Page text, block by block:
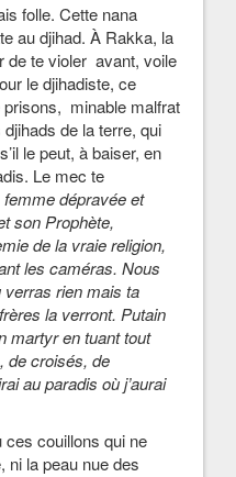
folle. Cette nana
au djihad. À Rakka, la
de te violer avant, voile
le djihadiste, ce
minable malfrat
de la terre, qui
le peut, à baiser, en
Le mec te
dépravée et
son Prophète,
de la vraie religion,
les caméras. Nous
rien mais ta
la verront. Putain
martyr en tuant tout
de croisés, de
au paradis où j’aurai
ces couillons qui ne
ni la peau nue des